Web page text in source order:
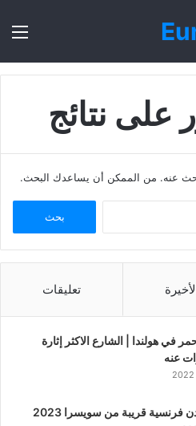
على نتائج
تبحث عنه. من الممكن أن يساعدك البحث.
تعليقات
في هولندا | الشارع الاكثر إثارة
عنه